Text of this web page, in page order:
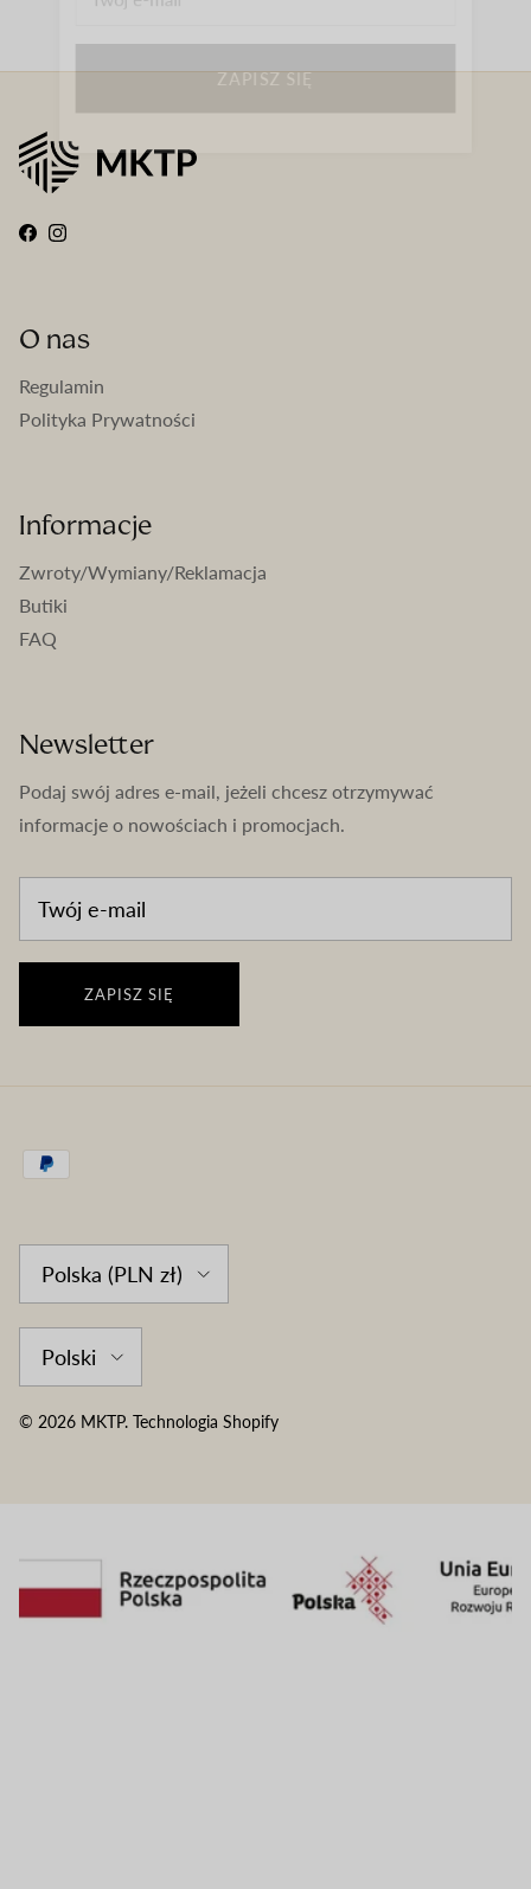
Facebook
Instagram
O nas
Regulamin
Polityka Prywatności
Informacje
Zwroty/Wymiany/Reklamacja
Butiki
FAQ
Newsletter
Podaj swój adres e-mail, jeżeli chcesz otrzymywać
informacje o nowościach i promocjach.
ZAPISZ SIĘ
Polska (PLN zł)
Polski
© 2026 MKTP. Technologia Shopify
ZAPISZ SIĘ